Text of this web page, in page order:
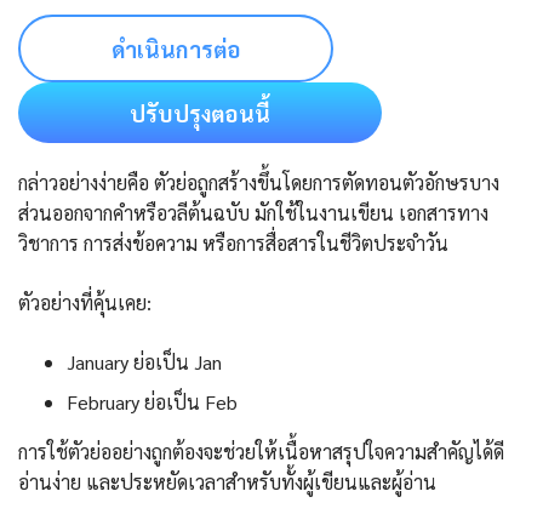
ดำเนินการต่อ
ปรับปรุงตอนนี้
กล่าวอย่างง่ายคือ ตัวย่อถูกสร้างขึ้นโดยการตัดทอนตัวอักษรบาง
ส่วนออกจากคำหรือวลีต้นฉบับ มักใช้ในงานเขียน เอกสารทาง
วิชาการ การส่งข้อความ หรือการสื่อสารในชีวิตประจำวัน
ตัวอย่างที่คุ้นเคย:
January ย่อเป็น Jan
February ย่อเป็น Feb
การใช้ตัวย่ออย่างถูกต้องจะช่วยให้เนื้อหาสรุปใจความสำคัญได้ดี
อ่านง่าย และประหยัดเวลาสำหรับทั้งผู้เขียนและผู้อ่าน